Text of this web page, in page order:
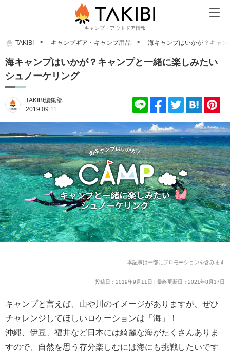
キャンプ・アウトドア情報
TAKIBI キャンプギア・キャンプ用品 海キャンプはいかが？キャ
海キャンプはいかが？キャンプと一緒に楽しみたい
シュノーケリング
TAKIBI編集部
2019.09.11
本記事は一部にプロモーションを含みます
投稿日：2019年9月11日 | 最終更新日：2021年8月17日
キャンプと言えば、山や川のイメージがありますが、ぜひ
チャレンジしてほしいロケーションは「海」！
沖縄、伊豆、福井など日本には綺麗な海がたくさんありま
すので、自然を思う存分楽しむには海にも挑戦したいです